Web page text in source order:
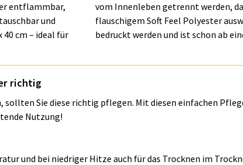
entflammbar,
und
40 cm – ideal für
vom Innenleben getrennt werden,
flauschigem Soft Feel Polyester
bedruckt werden und ist schon ab
richtig
sollten Sie diese richtig pflegen. Mit diesen einfachen
Nutzung!
und bei niedriger Hitze auch für das Trocknen im